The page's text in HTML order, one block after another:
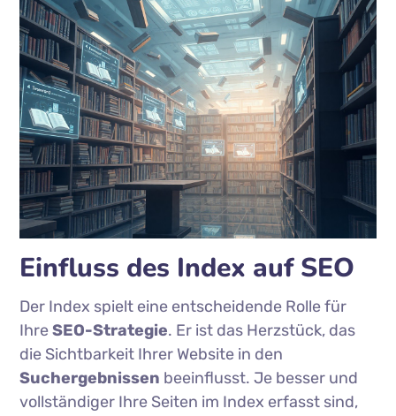
Einfluss des Index auf SEO
Der Index spielt eine entscheidende Rolle für
IhreSEO-Strategie. Er ist das Herzstück, das
die Sichtbarkeit Ihrer Website in den
Suchergebnissen beeinflusst. Je besser und
vollständiger Ihre Seiten im Index erfasst sind,